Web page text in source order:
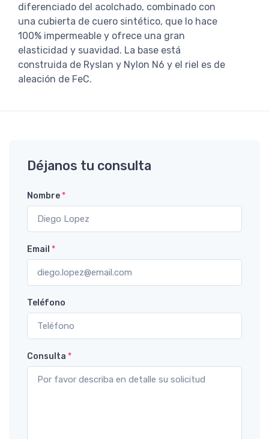
diferenciado del acolchado, combinado con
una cubierta de cuero sintético, que lo hace
100% impermeable y ofrece una gran
elasticidad y suavidad. La base está
construida de Ryslan y Nylon N6 y el riel es de
aleación de FeC.
Déjanos tu consulta
Nombre*
Email *
Teléfono
Consulta *